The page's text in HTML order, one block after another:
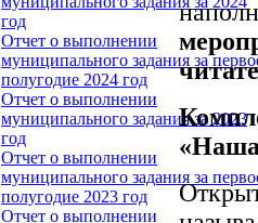
год
Отчет о выполнении
муниципального задания за
полугодие 2024 год
Отчет о выполнении
муниципального задания за 2023
год
Отчет о выполнении
муниципального задания за
полугодие 2023 год
Отчет о выполнении
«Наша